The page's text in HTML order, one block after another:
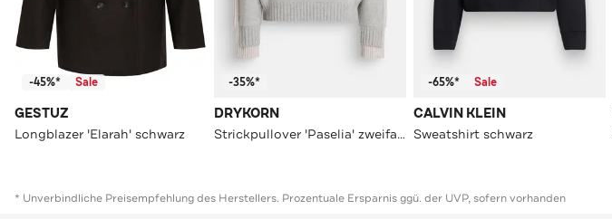
-45%* Sale
GESTUZ
Longblazer 'Elarah' schwarz
-35%*
DRYKORN
Strickpullover 'Paselia' zweifarbig
-65%* Sale
CALVIN KLEIN
Sweatshirt schwarz
* Unverbindliche Preisempfehlung des Herstellers. Prozentuale Ersparnis ggü. der UVP, sofern vorhanden